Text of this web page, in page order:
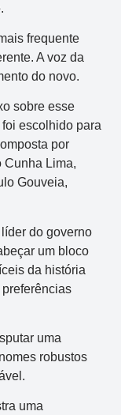
frequente
A voz da
do novo.
sobre esse
escolhido para
por
Cunha Lima,
Gouveia,
do governo
um bloco
da história
uma
robustos
uma